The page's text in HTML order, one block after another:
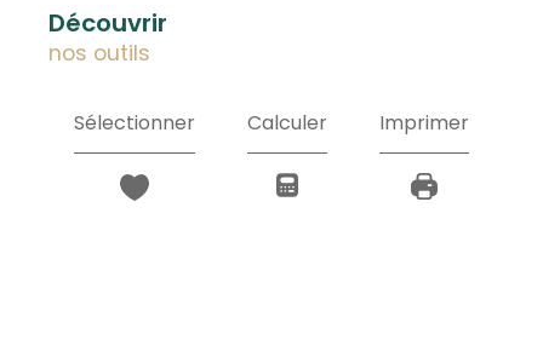
découvrir
nos outils
Sélectionner Calculer Imprimer